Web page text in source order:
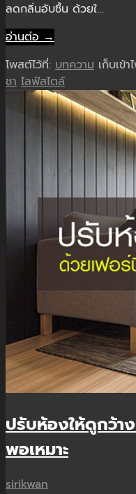
ลดกลิ่นอับชื้น ด้วยใ…
อ่านต่อ →
โพสต์ไว้ที่: บทความ เก็บเข้า
ชา ไลฟ์สไตล์
ปรับห้องให้ดูกว้า
พอเหมาะ
sirikwan